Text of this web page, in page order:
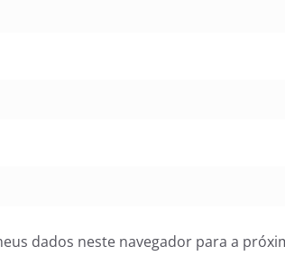
dados neste navegador para a